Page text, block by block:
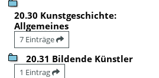
20.30 Kunstgeschichte:
Allgemeines
7 Einträge
20.31 Bildende Künstler
1 Eintrag